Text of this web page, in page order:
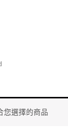
您選擇的商品